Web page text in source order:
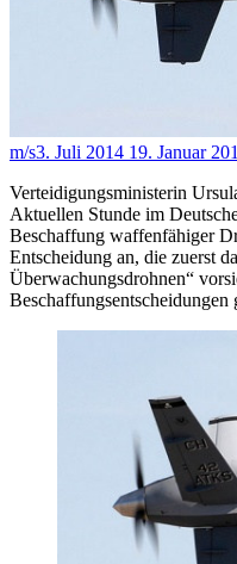
m/s3. Juli 2014 19. Januar
Verteidigungsministerin
Aktuellen Stunde im
Beschaffung waffenfähiger
Entscheidung an, die zuerst
Überwachungsdrohnen“
Beschaffungsentscheidungen